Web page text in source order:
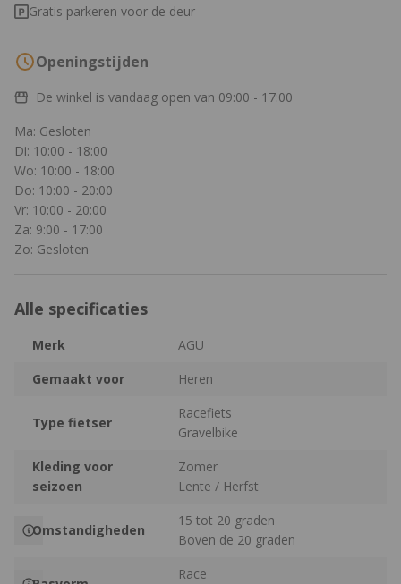
Gratis parkeren voor de deur
Openingstijden
De winkel is vandaag open van 09:00 - 17:00
Ma: Gesloten
Di: 10:00 - 18:00
Wo: 10:00 - 18:00
Do: 10:00 - 20:00
Vr: 10:00 - 20:00
Za: 9:00 - 17:00
Zo: Gesloten
Alle specificaties
Merk
AGU
Gemaakt voor
Heren
Type fietser
Racefiets
Gravelbike
Kleding voor
seizoen
Zomer
Lente / Herfst
Omstandigheden
15 tot 20 graden
Boven de 20 graden
Race